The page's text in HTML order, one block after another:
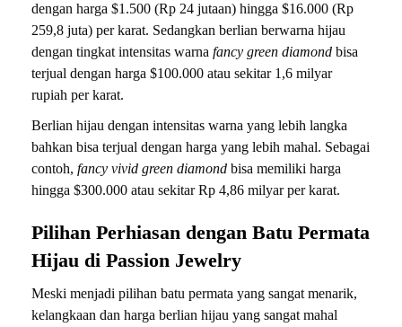
dengan harga $1.500 (Rp 24 jutaan) hingga $16.000 (Rp
259,8 juta) per karat. Sedangkan berlian berwarna hijau
dengan tingkat intensitas warna fancy green diamond bisa
terjual dengan harga $100.000 atau sekitar 1,6 milyar
rupiah per karat.
Berlian hijau dengan intensitas warna yang lebih langka
bahkan bisa terjual dengan harga yang lebih mahal. Sebagai
contoh, fancy vivid green diamond bisa memiliki harga
hingga $300.000 atau sekitar Rp 4,86 milyar per karat.
Pilihan Perhiasan dengan Batu Permata
Hijau di Passion Jewelry
Meski menjadi pilihan batu permata yang sangat menarik,
kelangkaan dan harga berlian hijau yang sangat mahal